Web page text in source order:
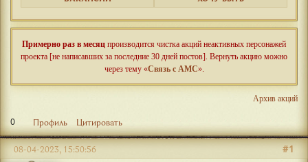
Примерно раз в месяц производится чистка акций неактивных персонажей
проекта [не написавших за последние 30 дней постов]. Вернуть акцию можно
через тему «Связь с АМС».
Архив акций
0 Профиль Цитировать
#1
08-04-2023, 15:50:56